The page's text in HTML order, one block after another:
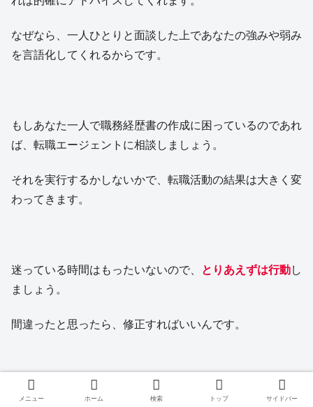
なぜなら、一人ひとりと面談した上であなたの強みや弱み
を言語化してくれるからです。
もしあなた一人で職務経歴書の作成に困っているのであれ
ば、転職エージェントに相談しましょう。
それを実行するかしないかで、転職活動の結果は大きく変
わってきます。
迷っている時間はもったいないので、 とりあえずは行動し
ましょう。
間違ったと思ったら、修正すればいいんです。
転職活動での完璧主義は、いけません。
メニュー ホーム 検索 トップ サイドバー